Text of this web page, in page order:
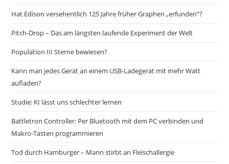
Hat Edison versehentlich 125 Jahre früher Graphen „erfunden“?
Pitch-Drop – Das am längsten laufende Experiment der Welt
Population III Sterne bewiesen?
Kann man jedes Gerät an einem USB-Ladegerät mit mehr Watt
aufladen?
Studie: KI lässt uns schlechter lernen
Battletron Controller: Per Bluetooth mit dem PC verbinden und
Makro-Tasten programmieren
Tod durch Hamburger – Mann stirbt an Fleischallergie